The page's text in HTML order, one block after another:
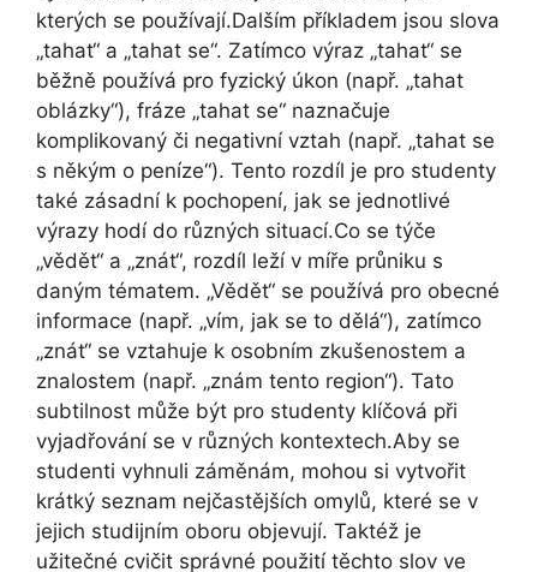
kterých se používají.Dalším příkladem jsou slova
„tahat“ a „tahat se“. Zatímco výraz „tahat“ se
běžně používá pro fyzický úkon (např. „tahat
oblázky“), fráze „tahat se“ naznačuje
komplikovaný či negativní vztah (např. „tahat se
s někým o peníze“). Tento rozdíl je pro studenty
také zásadní k pochopení, jak se jednotlivé
výrazy hodí do různých situací.Co se týče
„vědět“ a „znát“, rozdíl leží v míře průniku s
daným tématem. „Vědět“ se používá pro obecné
informace (např. „vím, jak se to dělá“), zatímco
„znát“ se vztahuje k osobním zkušenostem a
znalostem (např. „znám tento region“). Tato
subtilnost může být pro studenty klíčová při
vyjadřování se v různých kontextech.Aby se
studenti vyhnuli záměnám, mohou si vytvořit
krátký seznam nejčastějších omylů, které se v
jejich studijním oboru objevují. Taktéž je
užitečné cvičit správné použití těchto slov ve